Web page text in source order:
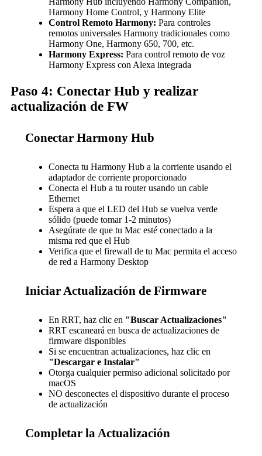
Harmony Home Control, y Harmony Elite
Control Remoto Harmony: Para controles
remotos universales Harmony tradicionales como
Harmony One, Harmony 650, 700, etc.
Harmony Express: Para control remoto de voz
Harmony Express con Alexa integrada
Paso 4: Conectar Hub y realizar
actualización de FW
Conectar Harmony Hub
Conecta tu Harmony Hub a la corriente usando el
adaptador de corriente proporcionado
Conecta el Hub a tu router usando un cable
Ethernet
Espera a que el LED del Hub se vuelva verde
sólido (puede tomar 1-2 minutos)
Asegúrate de que tu Mac esté conectado a la
misma red que el Hub
Verifica que el firewall de tu Mac permita el acceso
de red a Harmony Desktop
Iniciar Actualización de Firmware
En RRT, haz clic en "Buscar Actualizaciones"
RRT escaneará en busca de actualizaciones de
firmware disponibles
Si se encuentran actualizaciones, haz clic en
"Descargar e Instalar"
Otorga cualquier permiso adicional solicitado por
macOS
NO desconectes el dispositivo durante el proceso
de actualización
Completar la Actualización